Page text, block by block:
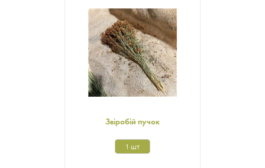
Звіробій пучок
1 шт